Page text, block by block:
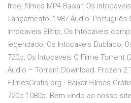
free, filmes MP4 Baixar: Os
Lançamento: 1987 Áudio: Português
Intocaveis BRrip, Os Intocaveis
legendado, Os Intocaveis Dublado,
720p, Os Intocaveis O Filme Torrent
Áudio – Torrent Download. Frozen 2
FilmesGratis.org - Baixar Filmes
720p 1080p. Bem vindo ao nosso